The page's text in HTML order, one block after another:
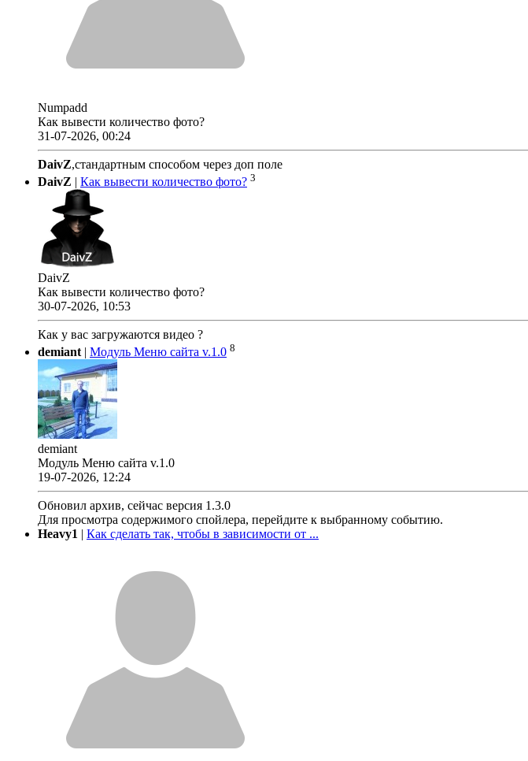
Numpadd
Как вывести количество фото?
31-07-2026, 00:24
DaivZ,стандартным способом через доп поле
DaivZ | Как вывести количество фото? 3
DaivZ
Как вывести количество фото?
30-07-2026, 10:53
Как у вас загружаются видео ?
demiant | Модуль Меню сайта v.1.0 8
demiant
Модуль Меню сайта v.1.0
19-07-2026, 12:24
Обновил архив, сейчас версия 1.3.0
Для просмотра содержимого спойлера, перейдите к выбранному событию.
Heavy1 | Как сделать так, чтобы в зависимости от ...